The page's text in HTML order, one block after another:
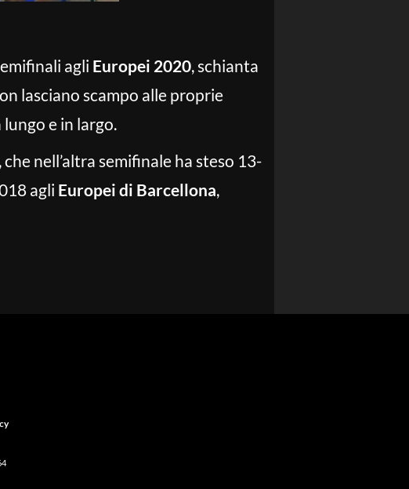
agli Europei 2020, schianta
lasciano scampo alle proprie
e in largo.
, che nell’altra semifinale ha steso 13-
agli Europei di Barcellona,